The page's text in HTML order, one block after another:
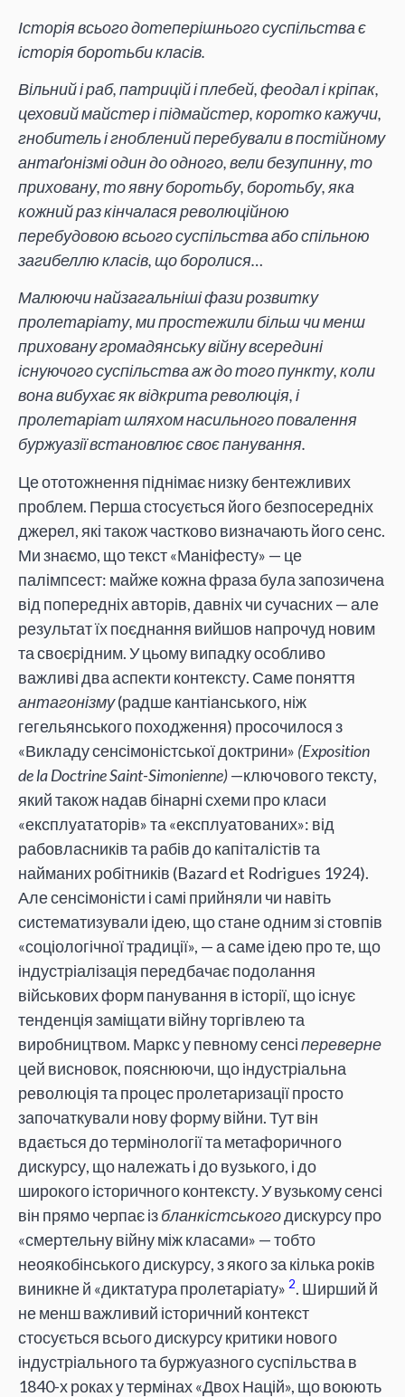
Історія всього дотеперішнього суспільства є
історія боротьби класів.
Вільний і раб, патрицій і плебей, феодал і кріпак,
цеховий майстер і підмайстер, коротко кажучи,
гнобитель і гноблений перебували в постійному
антаґонізмі один до одного, вели безупинну, то
приховану, то явну боротьбу, боротьбу, яка
кожний раз кінчалася революційною
перебудовою всього суспільства або спільною
загибеллю класів, що боролися…
Малюючи найзагальніші фази розвитку
пролетаріату, ми простежили більш чи менш
приховану громадянську війну всередині
існуючого суспільства аж до того пункту, коли
вона вибухає як відкрита революція, і
пролетаріат шляхом насильного повалення
буржуазії встановлює своє панування.
Це ототожнення піднімає низку бентежливих
проблем. Перша стосується його безпосередніх
джерел, які також частково визначають його сенс.
Ми знаємо, що текст «Маніфесту» — це
палімпсест: майже кожна фраза була запозичена
від попередніх авторів, давніх чи сучасних — але
результат їх поєднання вийшов напрочуд новим
та своєрідним. У цьому випадку особливо
важливі два аспекти контексту. Саме поняття
антагонізму(радше кантіанського, ніж
гегельянського походження) просочилося з
«Викладу сенсімоністської доктрини» (Exposition
de la Doctrine Saint-Simonienne)—ключового тексту,
який також надав бінарні схеми про класи
«експлуататорів» та «експлуатованих»: від
рабовласників та рабів до капіталістів та
найманих робітників (Bazard et Rodrigues 1924).
Але сенсімоністи і самі прийняли чи навіть
систематизували ідею, що стане одним зі стовпів
«соціологічної традиції», — а саме ідею про те, що
індустріалізація передбачає подолання
військових форм панування в історії, що існує
тенденція заміщати війну торгівлею та
виробництвом. Маркс у певному сенсіпереверне
цей висновок, пояснюючи, що індустріальна
революція та процес пролетаризації просто
започаткували нову форму війни. Тут він
вдається до термінології та метафоричного
дискурсу, що належать і до вузького, і до
широкого історичного контексту. У вузькому сенсі
він прямо черпає ізбланкістськогодискурсу про
«смертельну війну між класами» — тобто
неоякобінського дискурсу, з якого за кілька років
виникне й «диктатура пролетаріату» 2. Ширший й
не менш важливий історичний контекст
стосується всього дискурсу критики нового
індустріального та буржуазного суспільства в
1840-х роках у термінах «Двох Націй», що воюють